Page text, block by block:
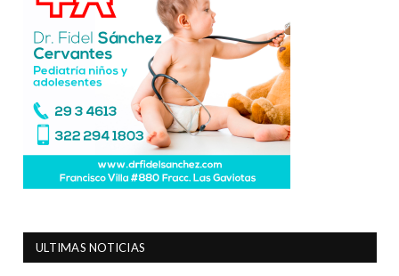
ULTIMAS NOTICIAS